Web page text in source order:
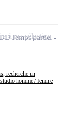
recherche un
homme / femme
Temps partiel
à ma sélection